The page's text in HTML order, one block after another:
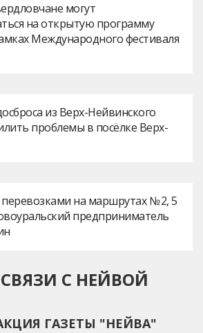
могут
на открытую программу
Международного фестиваля
из Верх-Нейвинского
проблемы в посёлке Верх-
на маршрутах № 2, 5
предприниматель
С НЕЙВОЙ
ГАЗЕТЫ "НЕЙВА"